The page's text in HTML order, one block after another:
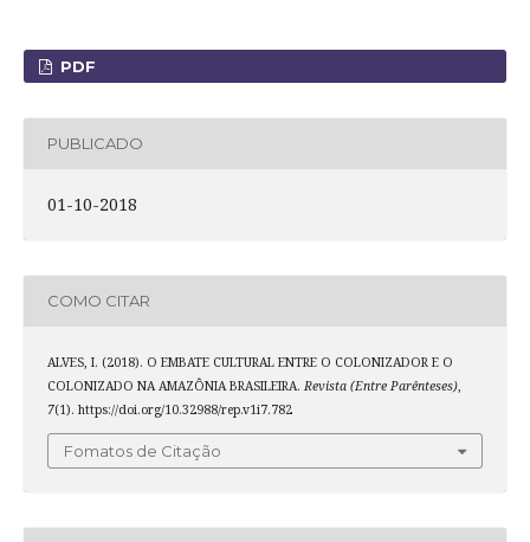
PDF
PUBLICADO
01-10-2018
COMO CITAR
ALVES, I. (2018). O EMBATE CULTURAL ENTRE O COLONIZADOR E O
COLONIZADO NA AMAZÔNIA BRASILEIRA. Revista (Entre Parênteses),
7(1). https://doi.org/10.32988/rep.v1i7.782
Fomatos de Citação